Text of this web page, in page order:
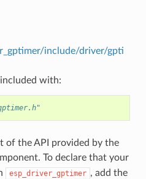
include/driver/gpti
with:
of the API provided by the
To declare that your
esp_driver_gptimer , add the